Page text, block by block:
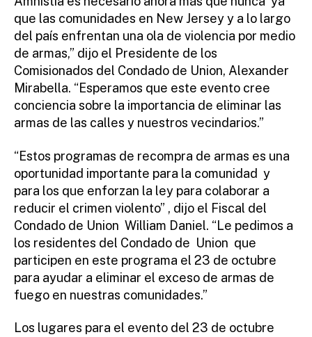
que las comunidades en New Jersey y a lo largo
del país enfrentan una ola de violencia por medio
de armas,” dijo el Presidente de los
Comisionados del Condado de Union, Alexander
Mirabella. “Esperamos que este evento cree
conciencia sobre la importancia de eliminar las
armas de las calles y nuestros vecindarios.”
“Estos programas de recompra de armas es una
oportunidad importante para la comunidad y
para los que enforzan la ley para colaborar a
reducir el crimen violento” , dijo el Fiscal del
Condado de Union William Daniel. “Le pedimos a
los residentes del Condado de Union que
participen en este programa el 23 de octubre
para ayudar a eliminar el exceso de armas de
fuego en nuestras comunidades.”
Los lugares para el evento del 23 de octubre